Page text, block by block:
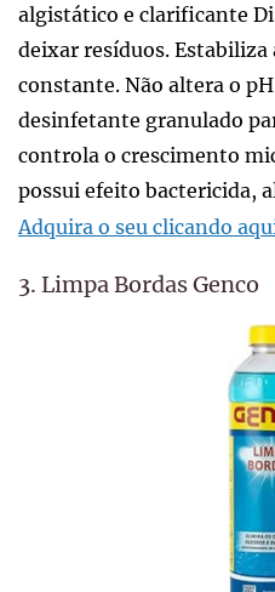
algistático e clarificante
deixar resíduos. Estabiliza
constante. Não altera o
desinfetante granulado
controla o crescimento
possui efeito bactericida,
Adquira o seu clicando
3. Limpa Bordas Genco